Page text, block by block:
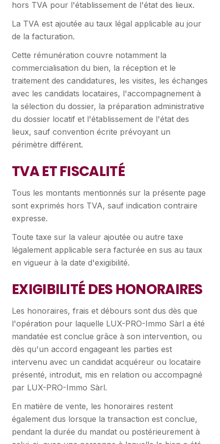
hors TVA pour l'établissement de l'état des lieux.
La TVA est ajoutée au taux légal applicable au jour
de la facturation.
Cette rémunération couvre notamment la
commercialisation du bien, la réception et le
traitement des candidatures, les visites, les échanges
avec les candidats locataires, l'accompagnement à
la sélection du dossier, la préparation administrative
du dossier locatif et l'établissement de l'état des
lieux, sauf convention écrite prévoyant un
périmètre différent.
TVA ET FISCALITÉ
Tous les montants mentionnés sur la présente page
sont exprimés hors TVA, sauf indication contraire
expresse.
Toute taxe sur la valeur ajoutée ou autre taxe
légalement applicable sera facturée en sus au taux
en vigueur à la date d'exigibilité.
EXIGIBILITÉ DES HONORAIRES
Les honoraires, frais et débours sont dus dès que
l'opération pour laquelle LUX-PRO-Immo Sàrl a été
mandatée est conclue grâce à son intervention, ou
dès qu'un accord engageant les parties est
intervenu avec un candidat acquéreur ou locataire
présenté, introduit, mis en relation ou accompagné
par LUX-PRO-Immo Sàrl.
En matière de vente, les honoraires restent
également dus lorsque la transaction est conclue,
pendant la durée du mandat ou postérieurement à